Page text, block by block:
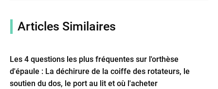
Articles Similaires
Les 4 questions les plus fréquentes sur l'orthèse
d'épaule : La déchirure de la coiffe des rotateurs, le
soutien du dos, le port au lit et où l'acheter